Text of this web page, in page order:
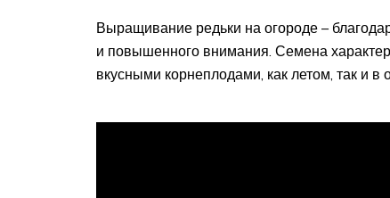
Выращивание редьки на огороде –
и повышенного внимания. Семена
вкусными корнеплодами, как летом, так и в